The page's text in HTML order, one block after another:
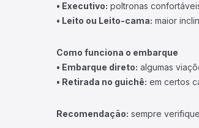
• Executivo: poltronas
• Leito ou Leito-cama: maior
Como funciona o embarque
• Embarque direto: algumas
• Retirada no guichê: em certos
Recomendação: sempre